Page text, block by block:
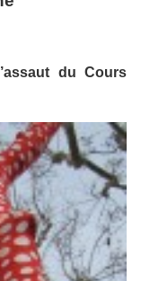
du Cours